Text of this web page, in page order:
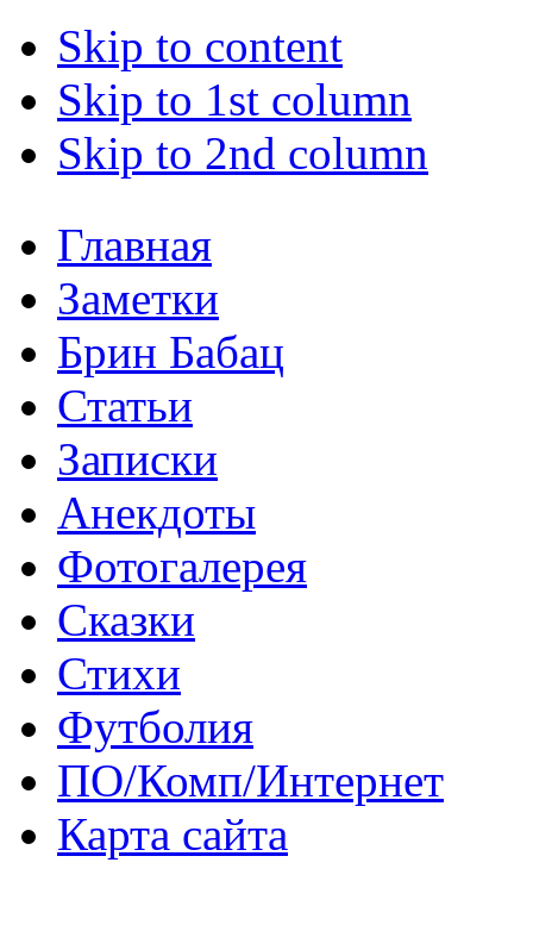
Skip to content
Skip to 1st column
Skip to 2nd column
Главная
Заметки
Брин Бабац
Статьи
Записки
Анекдоты
Фотогалерея
Сказки
Стихи
Футболия
ПО/Комп/Интернет
Карта сайта